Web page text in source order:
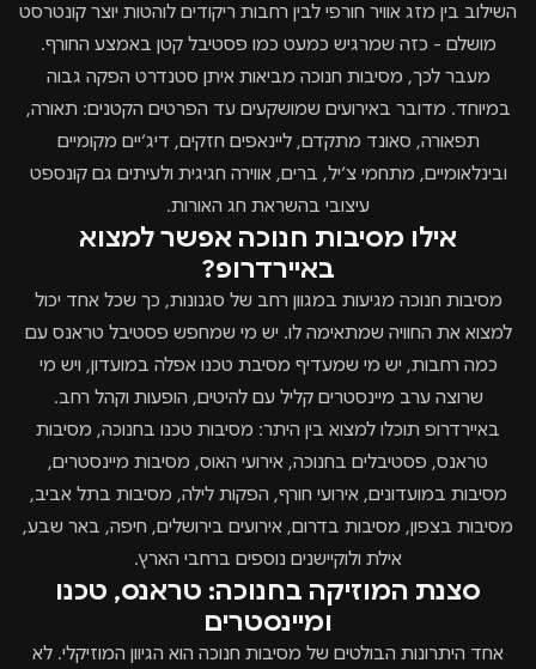
השילוב בין מזג אוויר חורפי לבין רחבות ריקודים לוהטות יוצר קונטרסט
מושלם - כזה שמרגיש כמעט כמו פסטיבל קטן באמצע החורף.
מעבר לכך, מסיבות חנוכה מביאות איתן סטנדרט הפקה גבוה
במיוחד. מדובר באירועים שמושקעים עד הפרטים הקטנים: תאורה,
תפאורה, סאונד מתקדם, ליינאפים חזקים, דיג׳יים מקומיים
ובינלאומיים, מתחמי צ׳יל, ברים, אווירה חגיגית ולעיתים גם קונספט
עיצובי בהשראת חג האורות.
אילו מסיבות חנוכה אפשר למצוא
באיירדרופ?
מסיבות חנוכה מגיעות במגוון רחב של סגנונות, כך שכל אחד יכול
למצוא את החוויה שמתאימה לו. יש מי שמחפש פסטיבל טראנס עם
כמה רחבות, יש מי שמעדיף מסיבת טכנו אפלה במועדון, ויש מי
שרוצה ערב מיינסטרים קליל עם להיטים, הופעות וקהל רחב.
באיירדרופ תוכלו למצוא בין היתר: מסיבות טכנו בחנוכה, מסיבות
טראנס, פסטיבלים בחנוכה, אירועי האוס, מסיבות מיינסטרים,
מסיבות במועדונים, אירועי חורף, הפקות לילה, מסיבות בתל אביב,
מסיבות בצפון, מסיבות בדרום, אירועים בירושלים, חיפה, באר שבע,
אילת ולוקיישנים נוספים ברחבי הארץ.
סצנת המוזיקה בחנוכה: טראנס, טכנו
ומיינסטרים
אחד היתרונות הבולטים של מסיבות חנוכה הוא הגיוון המוזיקלי. לא